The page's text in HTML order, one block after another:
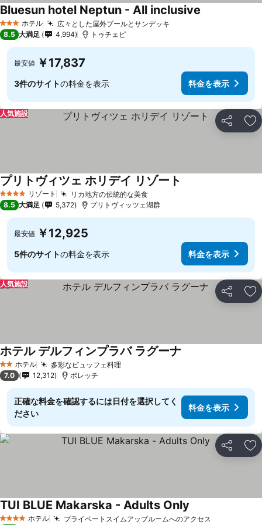
3 ホテルのランク
ホテル 広々とした屋外プールとサンデッキ
Bluesun hotel Neptun - All inclusive
8.5 大満足 4,994 トゥチェピ
最安値 ￥17,837
3件のサイトの料金を表示 料金を表示
シェア お
人気施設
4 ホテルのランク
リゾート リカ地方の伝統的な美食料金を表示
プリトヴィツェ ホリデイ リゾート
8.5 大満足 5,372 プリトヴィッツェ湖群
最安値 ￥12,925
5件のサイトの料金を表示 料金を表示
シェア お
人気施設
2 ホテルのランク
ホテル 多彩なビュッフェ料理料金を表示
ホテル デルフィンプラバ ラグーナ
7.0 12,312 ポレッチ
正確な料金を確認するには日付を選択してく
ださい
料金を表示
シェア お
4 ホテルのランク
ホテル プライベートスイムアップルームへのアクセス
TUI BLUE Makarska - Adults Only